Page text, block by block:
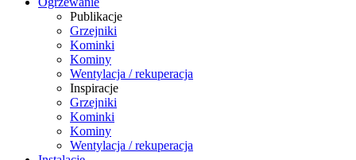
Publikacje
Grzejniki
Kominki
Kominy
Wentylacja / rekuperacja
Inspiracje
Grzejniki
Kominki
Kominy
Wentylacja / rekuperacja